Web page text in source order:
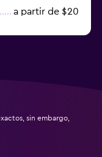
a partir de $20
sin embargo,